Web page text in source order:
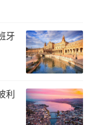
牙
利